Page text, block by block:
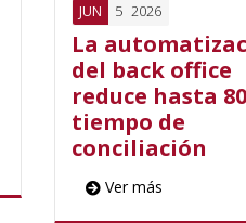
JUN 5 2026
La
del back office
reduce hasta
tiempo de
conciliación
Ver más